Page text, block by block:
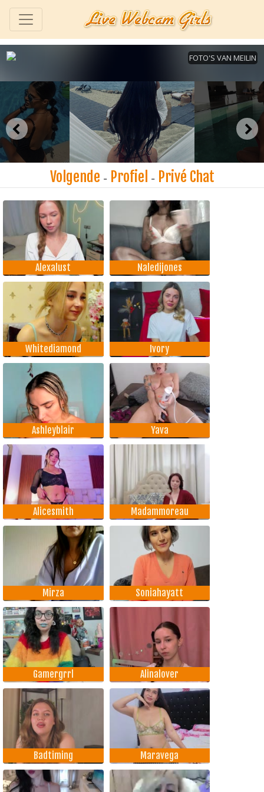
Volgende - Profiel - Privé Chat
Alexalust Naledijones
Whitediamond Ivory
Ashleyblair Yava
Alicesmith Madammoreau
Mirza Soniahayatt
Gamergrrl Alinalover
Badtiming Maravega